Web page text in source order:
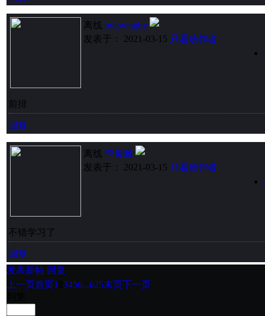
离线 bylovingby
发表于： 2021-03-15 只看该作者
前排
回复
离线 李俊雅
发表于： 2021-03-15 只看该作者
不错学习了
回复
发表新帖 回复
上一页首页1 3456...625末页下一页